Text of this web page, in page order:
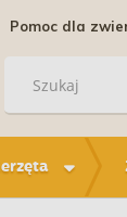
Pomoc dla